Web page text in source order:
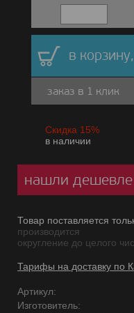
в корзину,
заказ в 1 клик
Скидка 15%
в наличии
нашли дешевле
Товар поставляется
производится
округление до целого
Тарифы на доставку по
Артикул:
Изготовитель: